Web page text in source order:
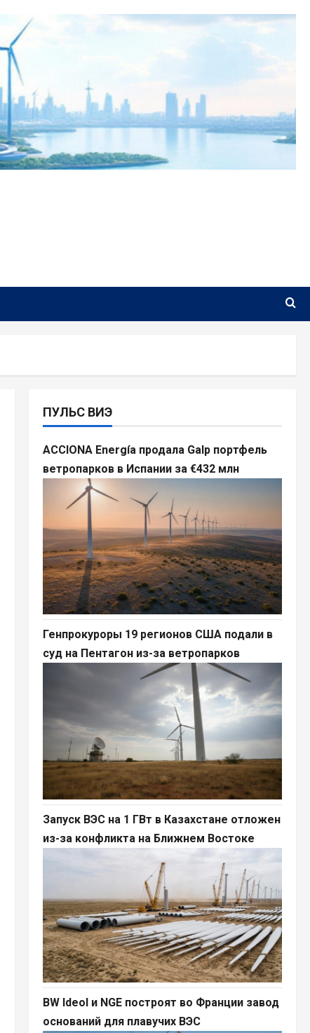
ПУЛЬС ВИЭ
ACCIONA Energía продала Galp портфель
ветропарков в Испании за €432 млн
Генпрокуроры 19 регионов США подали в
суд на Пентагон из-за ветропарков
Запуск ВЭС на 1 ГВт в Казахстане отложен
из-за конфликта на Ближнем Востоке
BW Ideol и NGE построят во Франции завод
оснований для плавучих ВЭС